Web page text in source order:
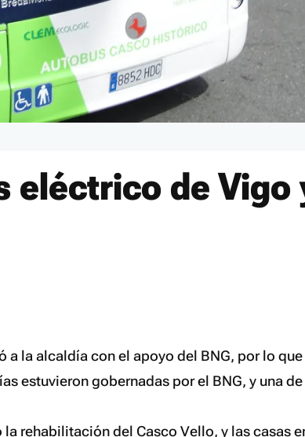
eléctrico de Vigo
a la alcaldía con el apoyo del BNG, por lo
estuvieron gobernadas por el BNG, y una
rehabilitación del Casco Vello, y las casas